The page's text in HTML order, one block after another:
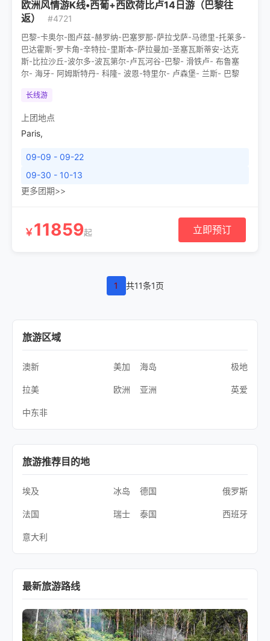
欧洲风情游K线•西葡+西欧荷比卢14日游（巴黎往
返）
#4721
巴黎-卡奥尔-图卢兹-赫罗纳-巴塞罗那-萨拉戈萨-马德里-托莱多-
巴达霍斯-罗卡角-辛特拉-里斯本-萨拉曼加-圣塞瓦斯蒂安-达克
斯-比拉沙丘-波尔多-波瓦第尔-卢瓦河谷-巴黎- 滑铁卢- 布鲁塞
尔- 海牙- 阿姆斯特丹- 科隆- 波恩-特里尔- 卢森堡- 兰斯- 巴黎
长线游
上团地点
Paris,
09-09 - 09-22
09-30 - 10-13
更多团期>>
￥11859起 立即预订
1 共11条1页
旅游区域
澳新 美加 海岛 极地
拉美 欧洲 亚洲 英爱
中东非
旅游推荐目的地
埃及 冰岛 德国 俄罗斯
法国 瑞士 泰国 西班牙
意大利
最新旅游路线